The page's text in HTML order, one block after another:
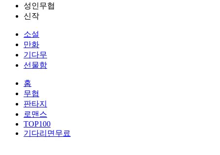
성인무협
신작
소설
만화
기다무
선물함
홈
무협
판타지
로맨스
TOP100
기다리면무료